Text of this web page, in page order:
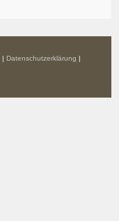
| Datenschutzerklärung |